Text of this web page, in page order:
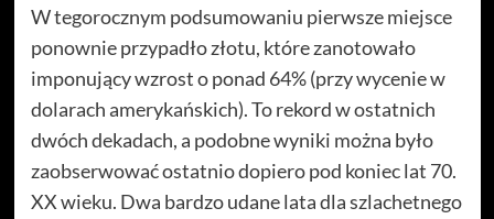
W tegorocznym podsumowaniu pierwsze miejsce
ponownie przypadło złotu, które zanotowało
imponujący wzrost o ponad 64% (przy wycenie w
dolarach amerykańskich). To rekord w ostatnich
dwóch dekadach, a podobne wyniki można było
zaobserwować ostatnio dopiero pod koniec lat 70.
XX wieku. Dwa bardzo udane lata dla szlachetnego